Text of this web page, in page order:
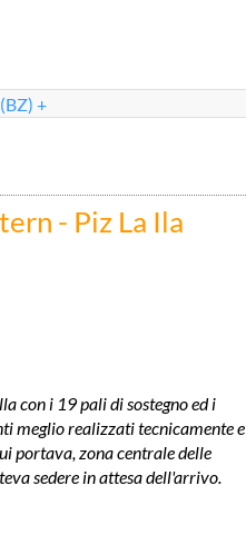
+
- Piz La Ila
con i 19 pali di sostegno ed i
meglio realizzati tecnicamente e
portava, zona centrale delle
sedere in attesa dell'arrivo.